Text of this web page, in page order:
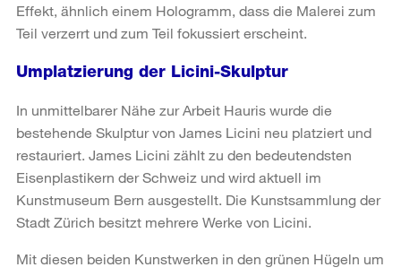
Effekt, ähnlich einem Hologramm, dass die Malerei zum
Teil verzerrt und zum Teil fokussiert erscheint.
Umplatzierung der Licini-Skulptur
In unmittelbarer Nähe zur Arbeit Hauris wurde die
bestehende Skulptur von James Licini neu platziert und
restauriert. James Licini zählt zu den bedeutendsten
Eisenplastikern der Schweiz und wird aktuell im
Kunstmuseum Bern ausgestellt. Die Kunstsammlung der
Stadt Zürich besitzt mehrere Werke von Licini.
Mit diesen beiden Kunstwerken in den grünen Hügeln um